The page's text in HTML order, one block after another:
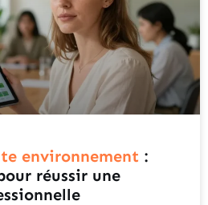
environnement :
réussir une